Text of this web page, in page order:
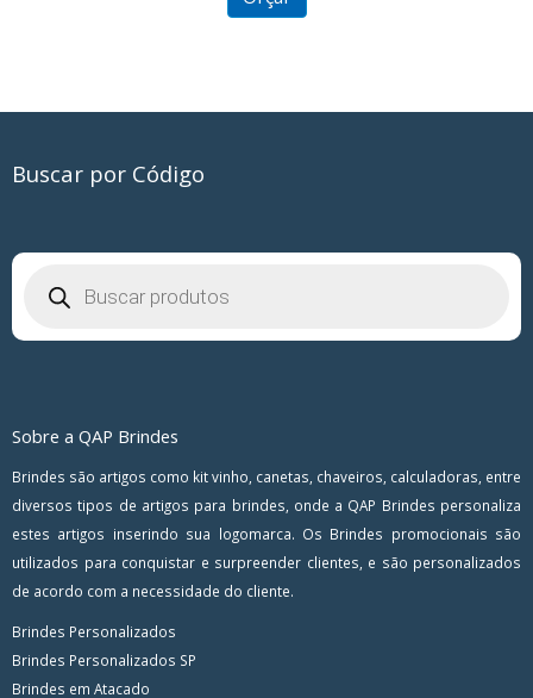
Buscar por Código
produtos
Sobre a QAP Brindes
Brindes são artigos como kit vinho, canetas, chaveiros, calculadoras, entre
diversos tipos de artigos para brindes, onde a QAP Brindes personaliza
estes artigos inserindo sua logomarca. Os Brindes promocionais são
utilizados para conquistar e surpreender clientes, e são personalizados
de acordo com a necessidade do cliente.
Brindes Personalizados
Brindes Personalizados SP
Brindes em Atacado